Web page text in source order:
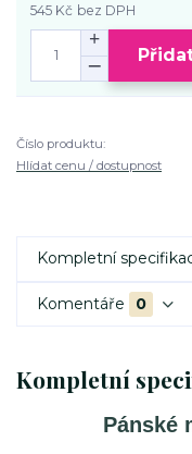
545 Kč bez DPH
Číslo produktu:
Hlídat cenu / dostupnost
Kompletní
Komentáře 0
Kompletní
Pánské